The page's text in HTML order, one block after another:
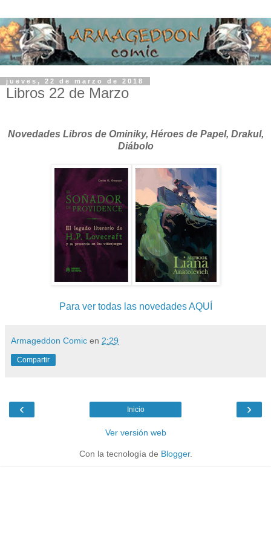
jueves, 22 de marzo de 2018
Libros 22 de Marzo
Novedades Libros de Ominiky, Héroes de Papel, Drakul,
Diábolo
Para ver todas las novedades AQUÍ
Armageddon Comic en 2:29
Compartir
‹ ›
Inicio
Ver versión web
Con la tecnología de Blogger.